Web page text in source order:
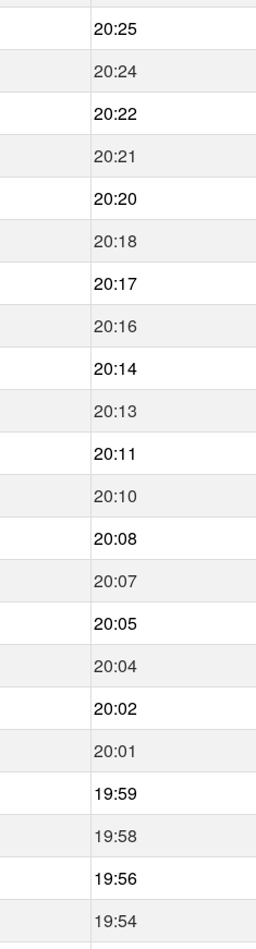
20:25
20:24
20:22
20:21
20:20
20:18
20:17
20:16
20:14
20:13
20:11
20:10
20:08
20:07
20:05
20:04
20:02
20:01
19:59
19:58
19:56
19:54